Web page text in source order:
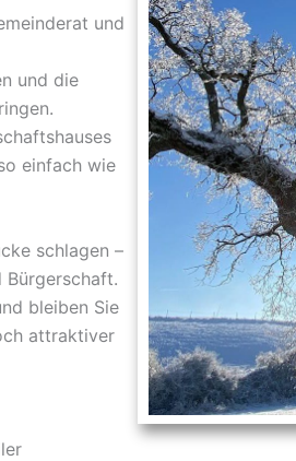
und
und die
einfach wie
schlagen –
Bürgerschaft.
bleiben Sie
attraktiver